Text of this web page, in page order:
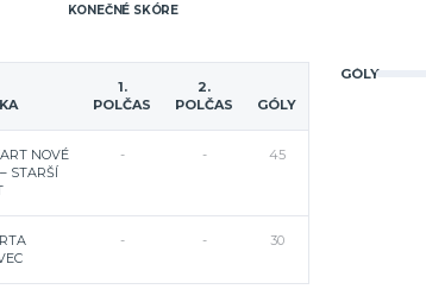
KONEČNÉ SKÓRE
1.
POLČAS
2.
POLČAS
GÓLY
NOVÉ
STARŠÍ
- - 45
- - 30
GÓLY